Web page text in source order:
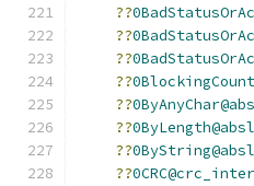
??
??
??
??
??
??
??
??